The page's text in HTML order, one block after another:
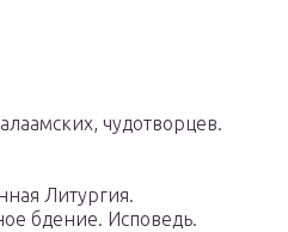
чудотворцев.
Литургия.
Исповедь.